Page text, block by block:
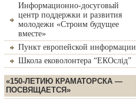
Информационно-досуговый
центр поддержки и развития
молодежи «Строим будущее
вместе»
Пункт европейской информации
Школа ековолонтера “ЕКОслід”
«150-ЛЕТИЮ КРАМАТОРСКА —
ПОСВЯЩАЕТСЯ»